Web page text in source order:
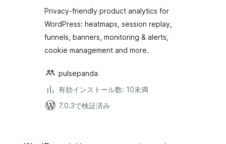
価
Privacy-friendly product analytics for
WordPress: heatmaps, session replay,
funnels, banners, monitoring & alerts,
cookie management and more.
pulsepanda
有効インストール数: 10未満
7.0.3で検証済み